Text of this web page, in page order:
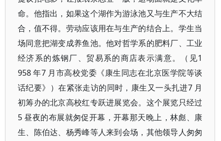
命。他指出，如果这个湖作为游泳池又与生产不大结
合，值不得。劳动应该用在与生产的结合上。学生当
场同意把湖变成养鱼池。他对哲学系的肥料厂、工业
经济系的炼钢厂、贸易系的商店表示满意。（见1
958 年7 月市高校党委《康生同志在北京医学院等谈
话纪要》）在紧张走访的同时，康生又一头扎进7 月
初筹办的北京高校红专跃进展览会。这个展览只经过
5 昼夜的布展就匆促开幕，开幕那天晚上，林彪、康
生、陈伯达、杨秀峰等人来到会场，其他领导人匆匆